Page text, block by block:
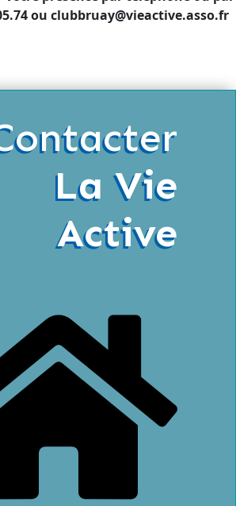
ou clubbruay@vieactive.asso.fr
La Vie
Active